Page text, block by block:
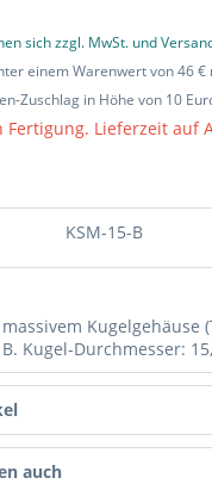
sich zzgl. MwSt. und
einem Warenwert von 46
Zuschlag in Höhe von 10
Fertigung. Lieferzeit auf
KSM-15-B
Kugelgehäuse
Kugel-Durchmesser:
auch